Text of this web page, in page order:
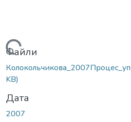
Вантажиться...
Файли
KB)
Дата
2007